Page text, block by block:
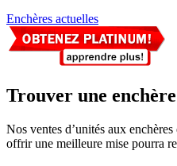
Enchères actuelles
Trouver une enchère
Nos ventes d’unités aux
offrir une meilleure mise pourra